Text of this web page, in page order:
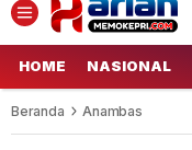
HOME NASIONAL
Beranda Anambas